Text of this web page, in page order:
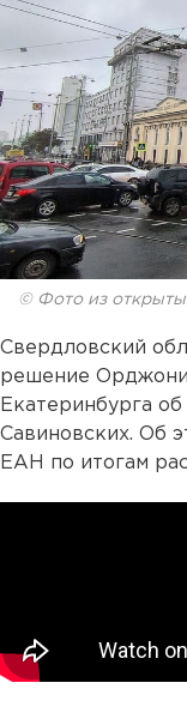
© Фото из
Свердловский
решение
Екатеринбурга
Савиновских. Об
ЕАН по итогам